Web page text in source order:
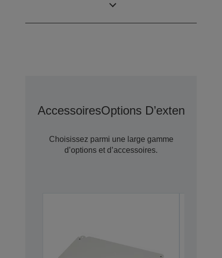
AccessoiresOptions D’extension
Choisissez parmi une large gamme
d’options et d’accessoires.